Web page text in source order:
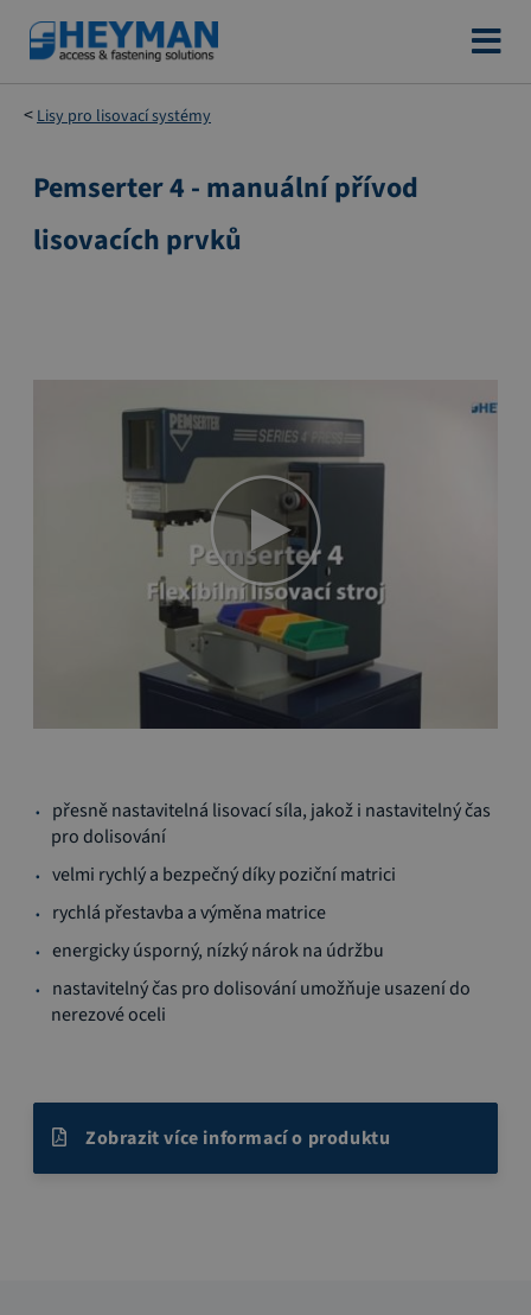
Přejít
na
obsah
Lisy pro lisovací systémy
Přeskočit
konec
Pemserter 4 - manuální přívod
lisovacích prvků
na
začátek
galerie
obrázky
přesně nastavitelná lisovací síla, jakož i nastavitelný čas
pro dolisování
velmi rychlý a bezpečný díky poziční matrici
rychlá přestavba a výměna matrice
energicky úsporný, nízký nárok na údržbu
nastavitelný čas pro dolisování umožňuje usazení do
nerezové oceli
Zobrazit více informací o produktu